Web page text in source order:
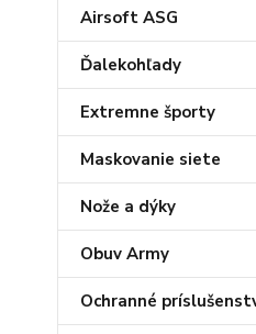
Airsoft ASG
Ďalekohľady
Extremne športy
Maskovanie siete
Nože a dýky
Obuv Army
Ochranné